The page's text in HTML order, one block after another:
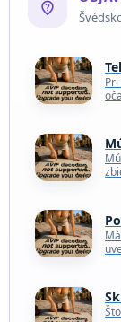
not_listed_location